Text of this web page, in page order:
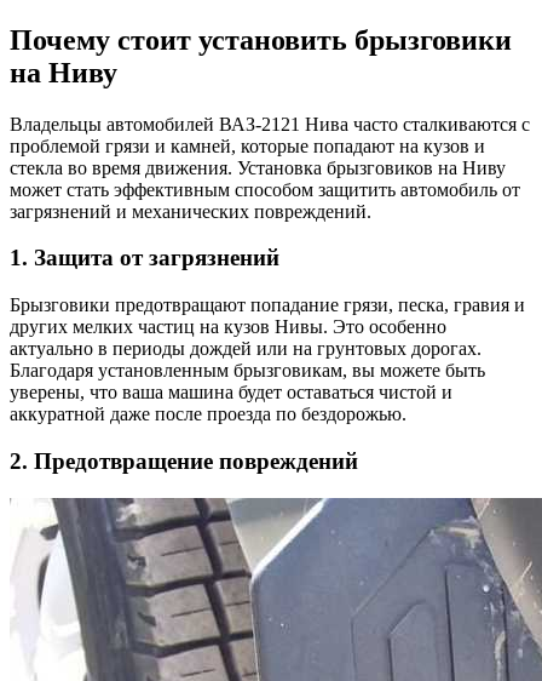
Почему стоит установить брызговики
на Ниву
Владельцы автомобилей ВАЗ-2121 Нива часто сталкиваются с
проблемой грязи и камней, которые попадают на кузов и
стекла во время движения. Установка брызговиков на Ниву
может стать эффективным способом защитить автомобиль от
загрязнений и механических повреждений.
1. Защита от загрязнений
Брызговики предотвращают попадание грязи, песка, гравия и
других мелких частиц на кузов Нивы. Это особенно
актуально в периоды дождей или на грунтовых дорогах.
Благодаря установленным брызговикам, вы можете быть
уверены, что ваша машина будет оставаться чистой и
аккуратной даже после проезда по бездорожью.
2. Предотвращение повреждений